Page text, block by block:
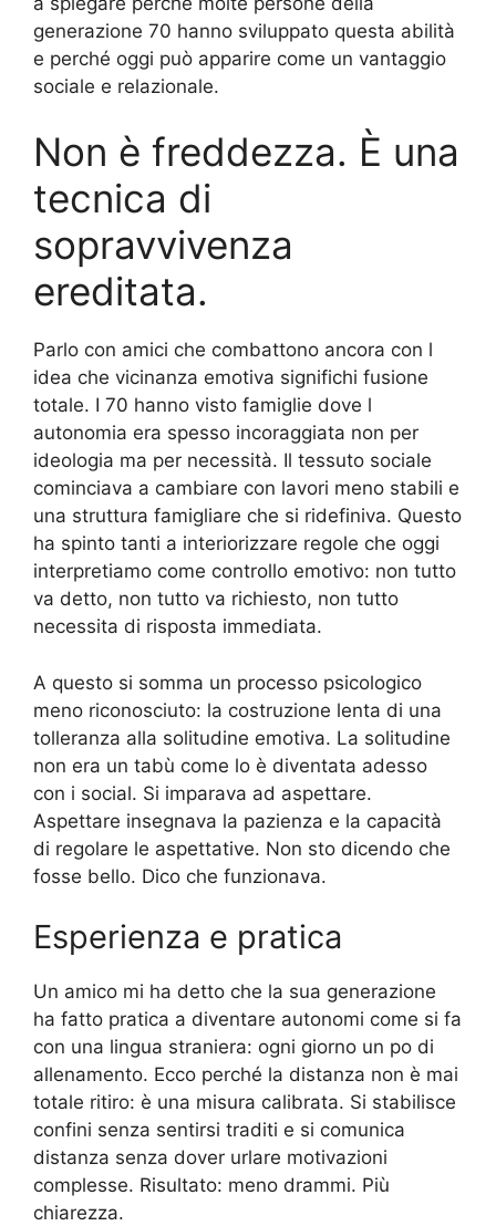
generazione 70 hanno sviluppato questa abilità
e perché oggi può apparire come un vantaggio
sociale e relazionale.
Non è freddezza. È una
tecnica di
sopravvivenza
ereditata.
Parlo con amici che combattono ancora con l
idea che vicinanza emotiva significhi fusione
totale. I 70 hanno visto famiglie dove l
autonomia era spesso incoraggiata non per
ideologia ma per necessità. Il tessuto sociale
cominciava a cambiare con lavori meno stabili e
una struttura famigliare che si ridefiniva. Questo
ha spinto tanti a interiorizzare regole che oggi
interpretiamo come controllo emotivo: non tutto
va detto, non tutto va richiesto, non tutto
necessita di risposta immediata.
A questo si somma un processo psicologico
meno riconosciuto: la costruzione lenta di una
tolleranza alla solitudine emotiva. La solitudine
non era un tabù come lo è diventata adesso
con i social. Si imparava ad aspettare.
Aspettare insegnava la pazienza e la capacità
di regolare le aspettative. Non sto dicendo che
fosse bello. Dico che funzionava.
Esperienza e pratica
Un amico mi ha detto che la sua generazione
ha fatto pratica a diventare autonomi come si fa
con una lingua straniera: ogni giorno un po di
allenamento. Ecco perché la distanza non è mai
totale ritiro: è una misura calibrata. Si stabilisce
confini senza sentirsi traditi e si comunica
distanza senza dover urlare motivazioni
complesse. Risultato: meno drammi. Più
chiarezza.